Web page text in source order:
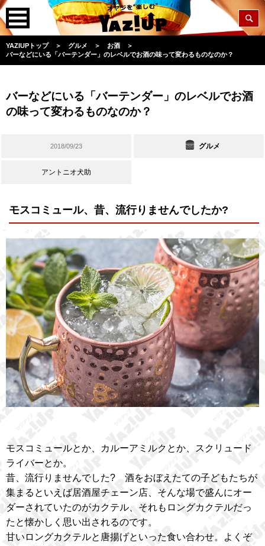
YAZIUPトップ ＞ グルメ ＞ お酒
＞
バーなどにいる「バーテンダー」のレベルでお酒の味って変わるものなのか？
バーなどにいる「バーテンダー」のレベルでお酒
の味って変わるものなのか？
2018/09/23 グルメ
アントニオ犬助
モスコミュール、昔、流行りませんでしたか?
モスコミュールとか、カルーアミルクとか、スクリュード
ライバーとか。
昔、流行りませんでした? 酒をおぼえたての子どもたちが
集まるといえば居酒屋チェーン店、そんな場で盛んにオー
ダーされていたのがカクテル、それもロングカクテルだっ
たと懐かしく思い出されるのです。
甘いロングカクテルと唐揚げといった食い合わせ。よくぞ